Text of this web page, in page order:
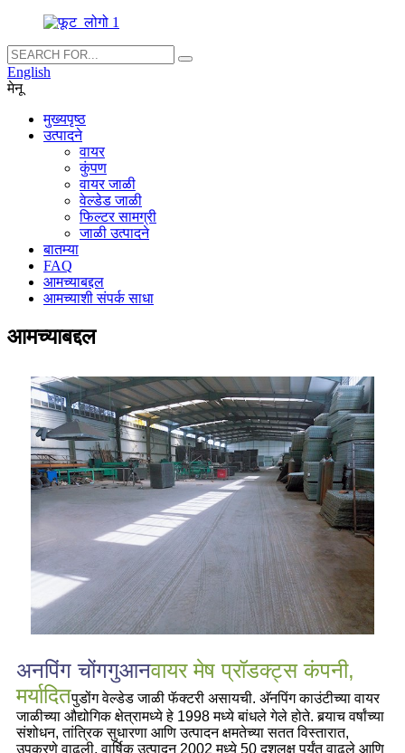
English
मेनू
मुख्यपृष्ठ
उत्पादने
वायर
कुंपण
वायर जाळी
वेल्डेड जाळी
फिल्टर सामग्री
जाळी उत्पादने
बातम्या
FAQ
आमच्याबद्दल
आमच्याशी संपर्क साधा
आमच्याबद्दल
अनपिंग चोंगगुआनवायर मेष प्रॉडक्ट्स कंपनी,
मर्यादितपुडोंग वेल्डेड जाळी फॅक्टरी असायची. अ‍ॅनपिंग काउंटीच्या वायर
जाळीच्या औद्योगिक क्षेत्रामध्ये हे 1998 मध्ये बांधले गेले होते. बर्‍याच वर्षांच्या
संशोधन, तांत्रिक सुधारणा आणि उत्पादन क्षमतेच्या सतत विस्तारात,
उपकरणे वाढली, वार्षिक उत्पादन 2002 मध्ये 50 दशलक्ष पर्यंत वाढले आणि